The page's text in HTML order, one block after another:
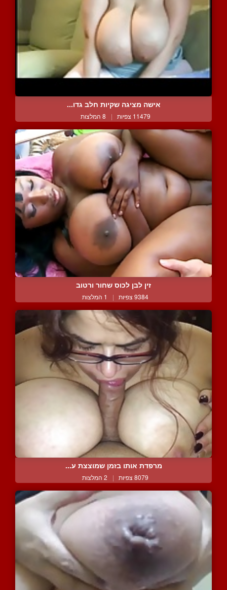
אישה מציגה שקיות חלב גדו...
11479 צפיות | 8 המלצות
זין לבן לכוס שחור ורטוב
9384 צפיות | 1 המלצות
מרפדת אותו בזמן שמוצצת ע...
8079 צפיות | 2 המלצות